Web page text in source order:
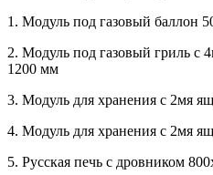
1. Модуль под газовый баллон
2. Модуль под газовый гриль
1200 мм
3. Модуль для хранения с 2мя
4. Модуль для хранения с 2мя
5. Русская печь с дровником